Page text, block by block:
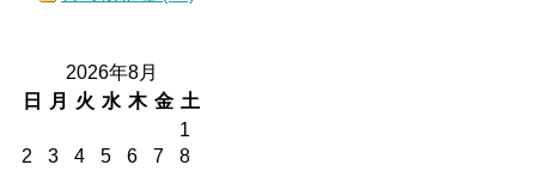
2026年8月
日
月 火 水 木 金 土
1
2
3 4 5 6 7
8